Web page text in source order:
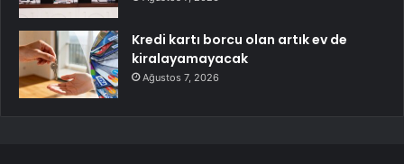
Kredi kartı borcu olan artık ev de
kiralayamayacak
Ağustos 7, 2026